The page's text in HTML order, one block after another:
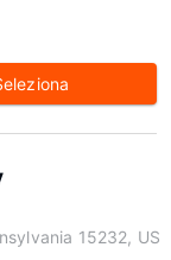
15232, US